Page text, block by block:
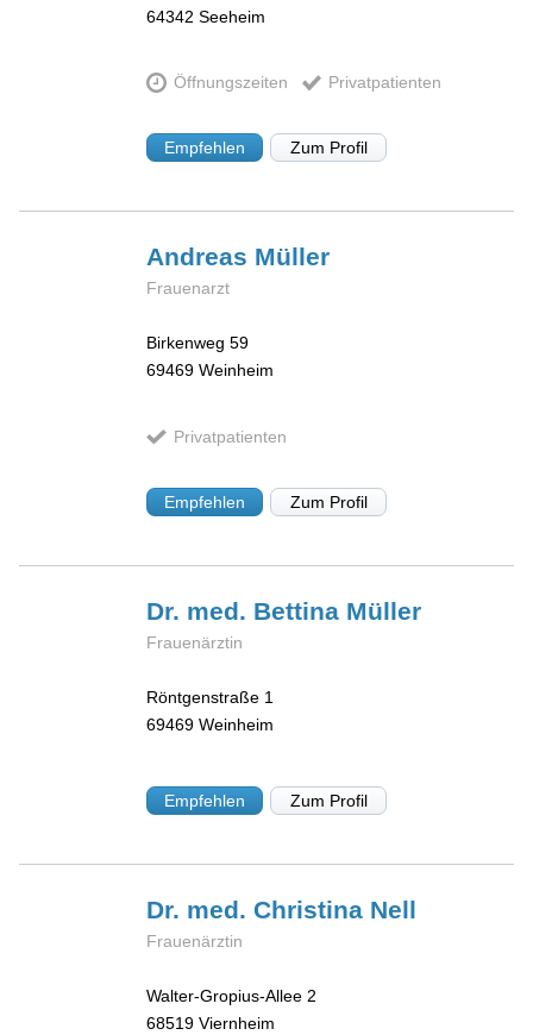
64342 Seeheim
Öffnungszeiten Privatpatienten
Empfehlen Zum Profil
Andreas Müller
Frauenarzt
Birkenweg 59
69469 Weinheim
Privatpatienten
Empfehlen Zum Profil
Dr. med. Bettina Müller
Frauenärztin
Röntgenstraße 1
69469 Weinheim
Empfehlen Zum Profil
Dr. med. Christina Nell
Frauenärztin
Walter-Gropius-Allee 2
68519 Viernheim